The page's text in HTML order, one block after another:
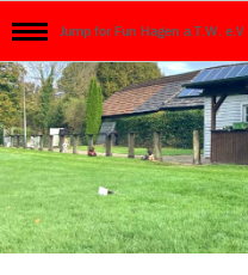
Jump for Fun Hagen a.T.W. e.V